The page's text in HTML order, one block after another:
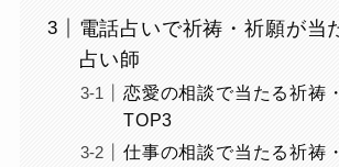
電話占いで祈祷・祈願が当
占い師
恋愛の相談で当たる祈祷
TOP3
仕事の相談で当たる祈祷